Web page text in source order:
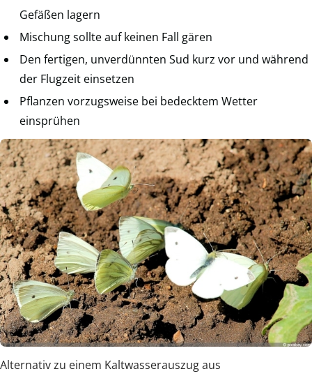
Gefäßen lagern
Mischung sollte auf keinen Fall gären
Den fertigen, unverdünnten Sud kurz vor und während
der Flugzeit einsetzen
Pflanzen vorzugsweise bei bedecktem Wetter
einsprühen
Alternativ zu einem Kaltwasserauszug aus